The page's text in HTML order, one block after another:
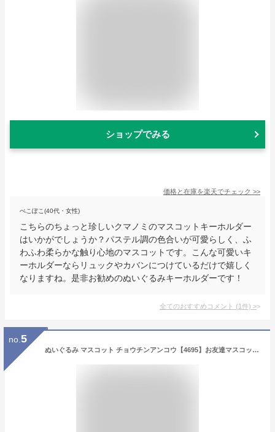
ショップでみる
価格と在庫を楽天でチェック >>
ぺこぽこ(40代・女性)
こちらのちょっと珍しいクマノミのマスコットキーホルダー
はいかがでしょうか？パステル調の色合いが可愛らしく、ふ
わふわ柔らかな触り心地のマスコットです。こんな可愛いキ
ーホルダーならリュックやカバンにつけているだけで嬉しく
なりますね。是非お勧めのぬいぐるみキーホルダーです！
全てのおすすめコメント (1件) >
no. 5
ぬいぐるみ マスコット チョウチンアンコウ【4695】お友達マスコット 海中散歩 水族館 魚 キーチェーンマスコット キーホルダー ミニ図鑑付き内藤デザイン【定形外郵便発送】